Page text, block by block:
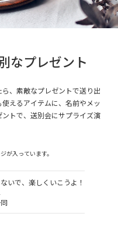
なプレゼント
、素敵なプレゼントで送り出
えるアイテムに、名前やメッ
トで、送別会にサプライズ演
が入っています。
いで、楽しくいこうよ！